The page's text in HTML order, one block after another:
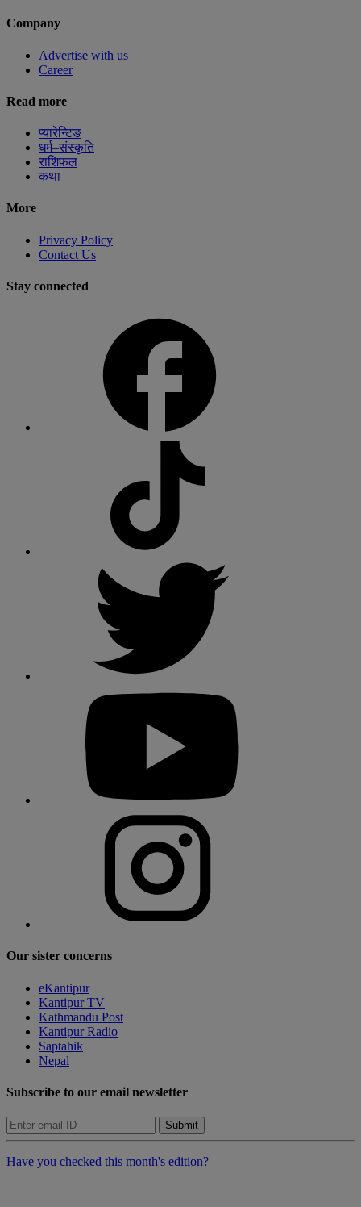
Company
Advertise with us
Career
Read more
प्यारेन्टिङ
धर्म–संस्कृति
राशिफल
कथा
More
Privacy Policy
Contact Us
Stay connected
Our sister concerns
eKantipur
Kantipur TV
Kathmandu Post
Kantipur Radio
Saptahik
Nepal
Subscribe to our email newsletter
Submit
Have you checked this month's edition?